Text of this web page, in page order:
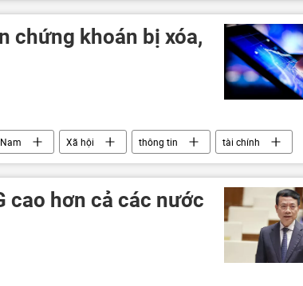
chứng khoán bị xóa,
Xã hội thông tin tài chính
cao hơn cả các nước